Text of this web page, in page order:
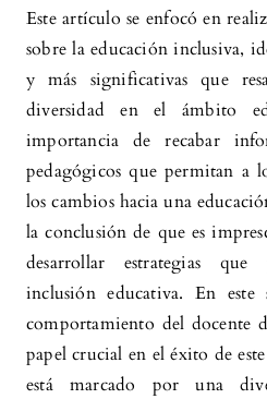
Este artículo se enfocó en
sobre la educación inclusiva,
y más significativas que
diversidad en el ámbito
importancia de recabar
pedagógicos que permitan a
los cambios hacia una
la conclusión de que es
desarrollar estrategias
inclusión educativa. En
comportamiento del docente
papel crucial en el éxito de
está marcado por una